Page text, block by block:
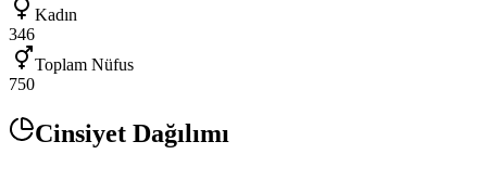
Kadın
346
Toplam Nüfus
750
Cinsiyet Dağılımı